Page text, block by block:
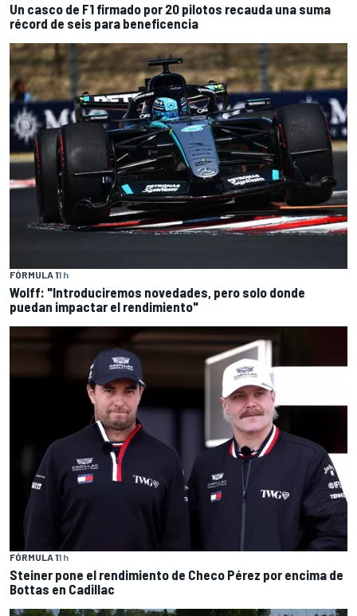
Un casco de F1 firmado por 20 pilotos recauda una suma
récord de seis para beneficencia
FÓRMULA 11 h
Wolff: "Introduciremos novedades, pero solo donde
puedan impactar el rendimiento"
FÓRMULA 11 h
Steiner pone el rendimiento de Checo Pérez por encima de
Bottas en Cadillac